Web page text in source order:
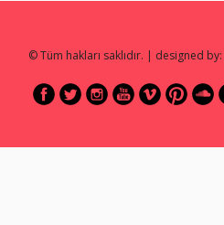
© Tüm hakları saklıdır. | designed by: